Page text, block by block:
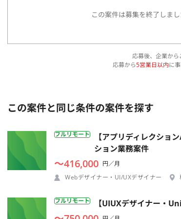
この案件は募集を終了しまし
応募後、企業から
応募から5営業日以内に
この案件と同じ条件の案件を探す
フルリモート
【アプリディレクショ
ション業務案件
〜416,000 円／月
Webデザイナー・UI/UXデザイナー
フルリモート 【UIUXデザイナー・